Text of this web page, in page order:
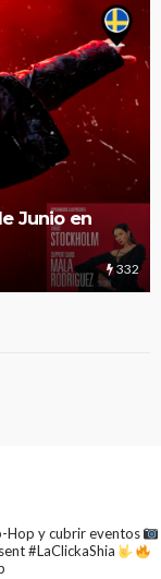
Junio en
332
Hop y cubrir eventos
#LaClickaShia